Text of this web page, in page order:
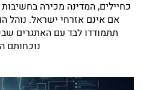
כחיילים, המדינה מכירה
אם אינם אזרחי ישראל. נוהל
תתמודדו לבד עם האתגרים
נוכחותם